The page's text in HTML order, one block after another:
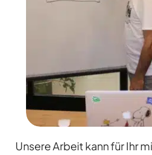
Unsere Arbeit kann für Ihr